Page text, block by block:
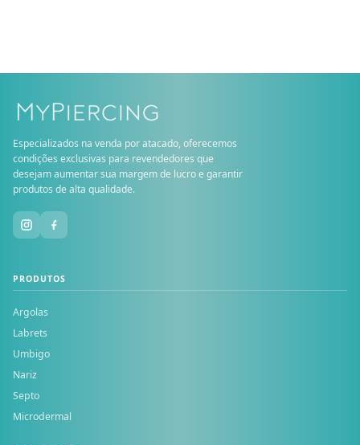
Especializados na venda por atacado, oferecemos
condições exclusivas para revendedores que
desejam aumentar sua margem de lucro e garantir
produtos de alta qualidade.
PRODUTOS
Argolas
Labrets
Umbigo
Nariz
Septo
Microdermal